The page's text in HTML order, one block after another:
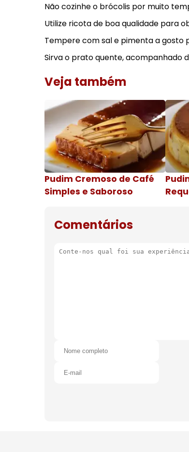
Não cozinhe o brócolis por muito
Utilize ricota de boa qualidade para
Tempere com sal e pimenta a gosto
Sirva o prato quente, acompanhado
Veja também
Pudim Cremoso de Café
Simples e Saboroso
Comentários